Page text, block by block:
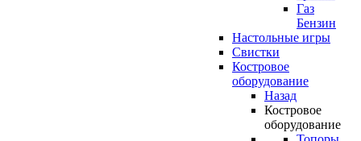
Газ
Бензин
Настольные игры
Свистки
Костровое
оборудование
Назад
Костровое
оборудование